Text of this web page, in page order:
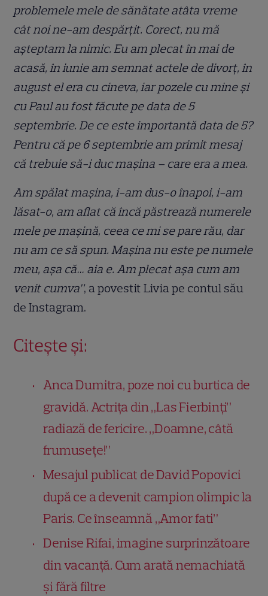
problemele mele de sănătate atâta vreme
cât noi ne-am despărțit. Corect, nu mă
așteptam la nimic. Eu am plecat în mai de
acasă, în iunie am semnat actele de divorț, în
august el era cu cineva, iar pozele cu mine și
cu Paul au fost făcute pe data de 5
septembrie. De ce este importantă data de 5?
Pentru că pe 6 septembrie am primit mesaj
că trebuie să-i duc mașina – care era a mea.
Am spălat mașina, i-am dus-o înapoi, i-am
lăsat-o, am aflat că încă păstrează numerele
mele pe mașină, ceea ce mi se pare rău, dar
nu am ce să spun. Mașina nu este pe numele
meu, așa că… aia e. Am plecat așa cum am
venit cumva”, a povestit Livia pe contul său
de Instagram.
Citește și:
Anca Dumitra, poze noi cu burtica de
gravidă. Actrița din „Las Fierbinți”
radiază de fericire. „Doamne, câtă
frumusețe!”
Mesajul publicat de David Popovici
după ce a devenit campion olimpic la
Paris. Ce înseamnă „Amor fati”
Denise Rifai, imagine surprinzătoare
din vacanță. Cum arată nemachiată
și fără filtre